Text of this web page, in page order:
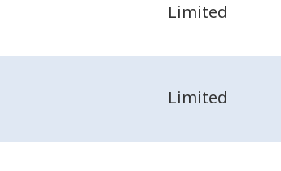
Limited
Limited